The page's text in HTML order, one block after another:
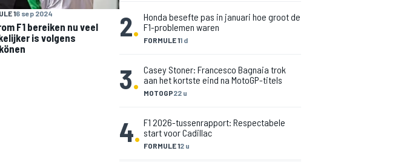
16 sep 2024
F1 bereiken nu veel
is volgens
2. FORMULE 11 d
Honda besefte pas in januari hoe groot de
F1-problemen waren
3. MOTOGP22 u
Casey Stoner: Francesco Bagnaia trok
aan het kortste eind na MotoGP-titels
4. FORMULE 12 u
F1 2026-tussenrapport: Respectabele
start voor Cadillac